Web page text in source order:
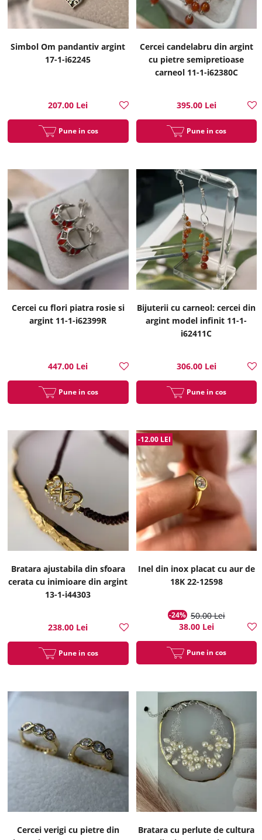
Simbol Om pandantiv argint
17-1-i62245
207.00 Lei
Pune in cos
Cercei candelabru din argint
cu pietre semipretioase
carneol 11-1-i62380C
395.00 Lei
Pune in cos
Cercei cu flori piatra rosie si
argint 11-1-i62399R
447.00 Lei
Pune in cos
Bijuterii cu carneol: cercei din
argint model infinit 11-1-
i62411C
306.00 Lei
Pune in cos
Bratara ajustabila din sfoara
cerata cu inimioare din argint
13-1-i44303
238.00 Lei
Pune in cos
Inel din inox placat cu aur de
18K 22-12598
-24% 50.00 Lei
-12.00 LEI
38.00 Lei
Pune in cos
Cercei verigi cu pietre din
Bratara cu perlute de cultura